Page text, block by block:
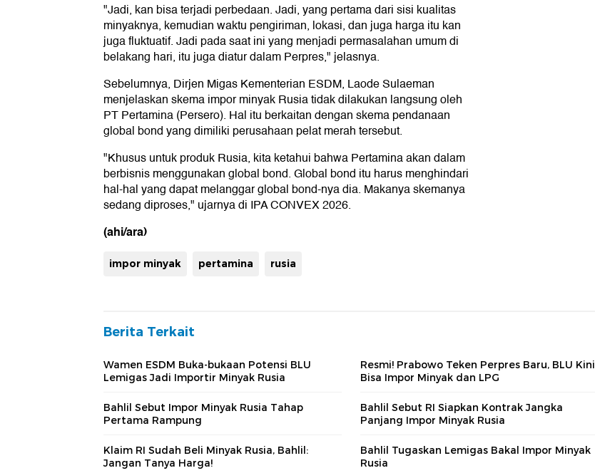
"Jadi, kan bisa terjadi perbedaan. Jadi, yang pertama dari sisi kualitas
minyaknya, kemudian waktu pengiriman, lokasi, dan juga harga itu kan
juga fluktuatif. Jadi pada saat ini yang menjadi permasalahan umum di
belakang hari, itu juga diatur dalam Perpres," jelasnya.
Sebelumnya, Dirjen Migas Kementerian ESDM, Laode Sulaeman
menjelaskan skema impor minyak Rusia tidak dilakukan langsung oleh
PT Pertamina (Persero). Hal itu berkaitan dengan skema pendanaan
global bond yang dimiliki perusahaan pelat merah tersebut.
"Khusus untuk produk Rusia, kita ketahui bahwa Pertamina akan dalam
berbisnis menggunakan global bond. Global bond itu harus menghindari
hal-hal yang dapat melanggar global bond-nya dia. Makanya skemanya
sedang diproses," ujarnya di IPA CONVEX 2026.
(ahi/ara)
impor minyak pertamina rusia
Berita Terkait
Wamen ESDM Buka-bukaan Potensi BLU
Lemigas Jadi Importir Minyak Rusia
Resmi! Prabowo Teken Perpres Baru, BLU Kini
Bisa Impor Minyak dan LPG
Bahlil Sebut Impor Minyak Rusia Tahap
Pertama Rampung
Bahlil Sebut RI Siapkan Kontrak Jangka
Panjang Impor Minyak Rusia
Klaim RI Sudah Beli Minyak Rusia, Bahlil:
Jangan Tanya Harga!
Bahlil Tugaskan Lemigas Bakal Impor Minyak
Rusia